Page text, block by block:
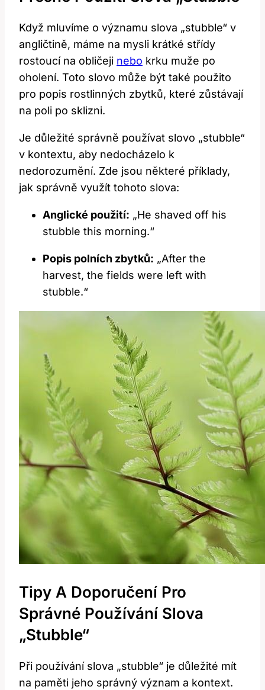
Když mluvíme o významu slova „stubble“ v
angličtině, máme na mysli krátké střídy
rostoucí na obličeji nebo krku muže po
oholení. Toto slovo může být také použito
pro popis rostlinných zbytků, které zůstávají
na poli po sklizni.
Je důležité správně používat slovo „stubble“
v kontextu, aby nedocházelo k
nedorozumění. Zde jsou některé příklady,
jak správně využít tohoto slova:
Anglické použití: „He shaved off his
stubble this morning.“
Popis polních zbytků: „After the
harvest, the fields were left with
stubble.“
Tipy A Doporučení Pro
Správné Používání Slova
„stubble“
Při používání slova „stubble“ je důležité mít
na paměti jeho správný význam a kontext.